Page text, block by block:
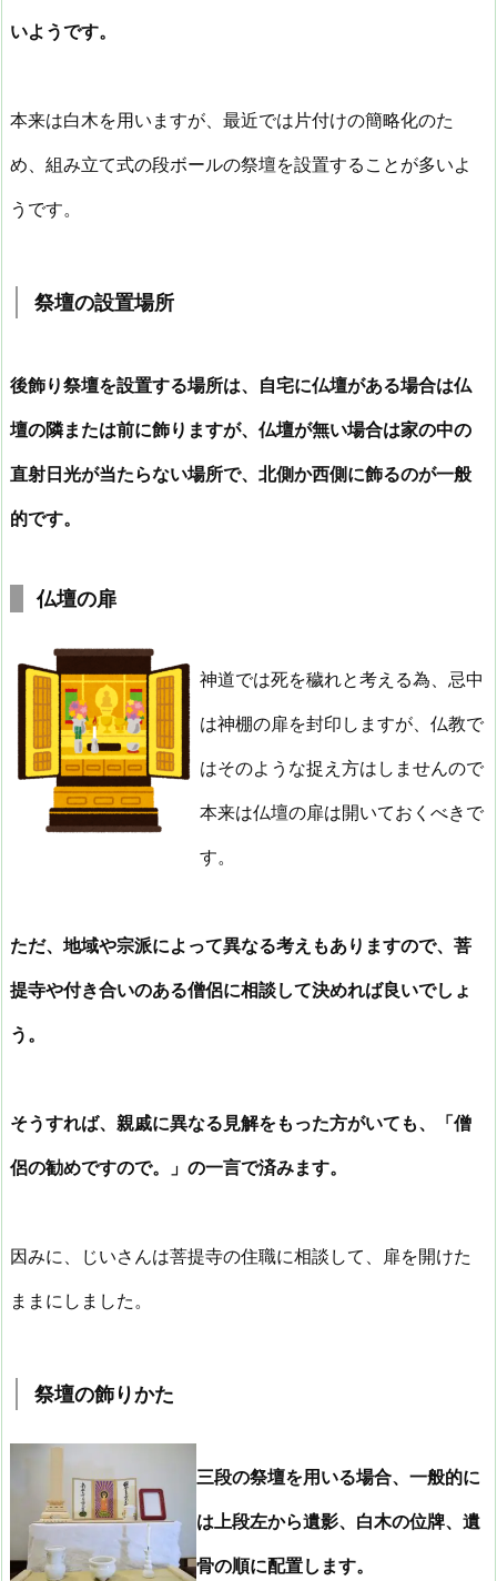
いようです。
本来は白木を用いますが、最近では片付けの簡略化のた
め、組み立て式の段ボールの祭壇を設置することが多いよ
うです。
祭壇の設置場所
後飾り祭壇を設置する場所は、自宅に仏壇がある場合は仏
壇の隣または前に飾りますが、仏壇が無い場合は家の中の
直射日光が当たらない場所で、北側か西側に飾るのが一般
的です。
仏壇の扉
神道では死を穢れと考える為、忌中
は神棚の扉を封印しますが、仏教で
はそのような捉え方はしませんので
本来は仏壇の扉は開いておくべきで
す。
ただ、地域や宗派によって異なる考えもありますので、菩
提寺や付き合いのある僧侶に相談して決めれば良いでしょ
う。
そうすれば、親戚に異なる見解をもった方がいても、「僧
侶の勧めですので。」の一言で済みます。
因みに、じいさんは菩提寺の住職に相談して、扉を開けた
ままにしました。
祭壇の飾りかた
三段の祭壇を用いる場合、一般的に
は上段左から遺影、白木の位牌、遺
骨の順に配置します。